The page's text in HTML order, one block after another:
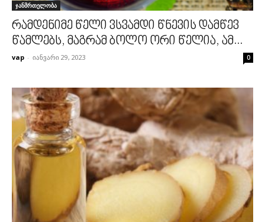
ჯანმრთელობა
რამდენიმე წელი ვსვამდი წნევის დამწევ
წამლებს, მაგრამ ბოლო ორი წელია, ამ...
vap - იანვარი 29, 2023 0